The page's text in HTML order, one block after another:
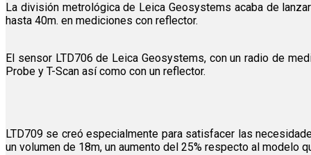
La división metrológica de Leica Geosystems acaba de
hasta 40m. en mediciones con reflector.
El sensor LTD706 de Leica Geosystems, con un radio de
Probe y T-Scan así como con un reflector.
LTD709 se creó especialmente para satisfacer las
un volumen de 18m, un aumento del 25% respecto al modelo